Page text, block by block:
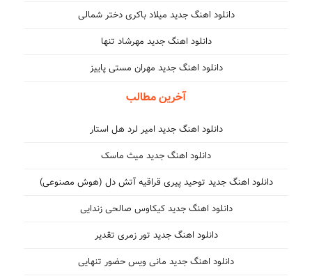
دانلود اهنگ جدید میلاد باکری دختر شمالی
دانلود اهنگ جدید مهرشاد تنها
دانلود اهنگ جدید مهران مستی پاییز
آخرین مطالب
دانلود اهنگ جدید امیر لرد هل استار
دانلود اهنگ جدید میث ماسک
دانلود اهنگ جدید توحید پیری قراقیه آتش دل (هوش مصنوعی)
دانلود اهنگ جدید کیکاوس صالحی زندایی
دانلود اهنگ جدید تور زمری تقدیر
دانلود اهنگ جدید مانی ویس حضور تنهایی